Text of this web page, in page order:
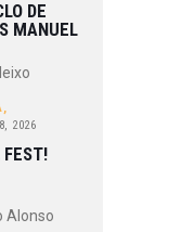
DE
MANUEL
,
2026
FEST!